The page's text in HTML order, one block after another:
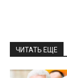
ЧИТАТЬ ЕЩЕ